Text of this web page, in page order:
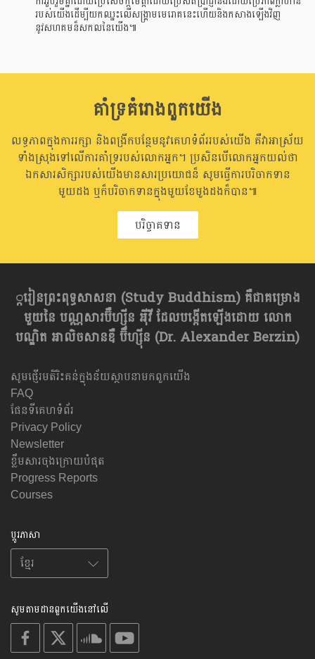
របស់យើងដើម្បីយកឈ្នះលើសង្គ្រាមមេរោគនេះហើយនិងកសាងឡើងវិញ
នូវសហគមន៏សកលនៃយើង៕
គាំទ្រគំរោងពួកយើង
លទ្ធភាពក្នុងការរក្សា និងពង្រីកបន្ថែមនូវគេហទំព័ររបស់យើង គឺវាអាស្រ័យ
ទាំងស្រុងទៅលើការគាំទ្ររបស់លោកអ្នក។ ប្រសិនបើលោកអ្នកយល់ថា
ឯកសារសិក្សារបស់យើងមានសារប្រយោជន៏ សូមធ្វើការបរិចាកទាន
មួយដង ឬក៏បរិចាកទានក្នុងមួយខែមួងដងក៏បាន៕
បរិច្ចាគទាន
្ករៀនព្រះពុទ្ធសាសនា​ (Study Buddhism) គឺជាគម្រោង
មួយនៃ បណ្ណសារប៊ឺហ្សុីន អុីវី ដែលបង្កើតឡើងដោយ លោក
បណ្ឌិត អាលិចសានឌឺ ប៊ឺហ្សុីន (Dr. Alexander Berzin)
សូមផ្ញើរមតិរិះគន់ក្នុងន័យស្ថាបនាមកពួកយើង
FAQ
ផែនទីគេហទំព័រ
Privacy Policy
Newsletter
ខ្លឹមសារចុងក្រោយបំផុត
Progress Reports
Courses
ប្តូរភាសា
សូមតាមដានពួកយើងនៅលើ
on
facebook
on on
soundcloud
on